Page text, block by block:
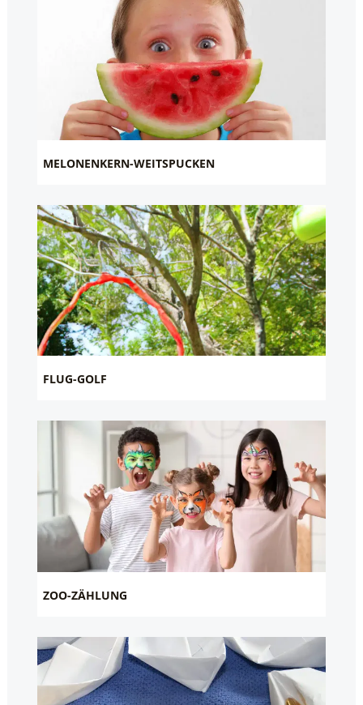
MELONENKERN-WEITSPUCKEN
FLUG-GOLF
ZOO-ZÄHLUNG